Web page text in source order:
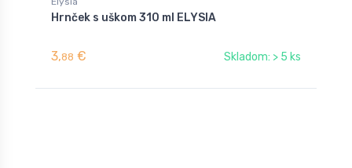
Hrnček s uškom 310 ml ELYSIA
3,88 € Skladom: > 5 ks